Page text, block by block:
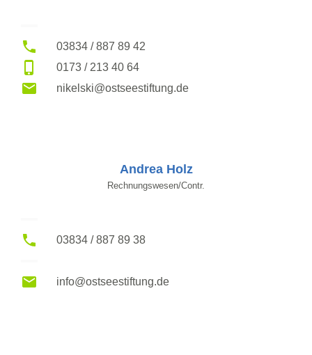
03834 / 887 89 42
0173 / 213 40 64
nikelski@ostseestiftung.de
Andrea Holz
Rechnungswesen/Contr.
03834 / 887 89 38
info@ostseestiftung.de